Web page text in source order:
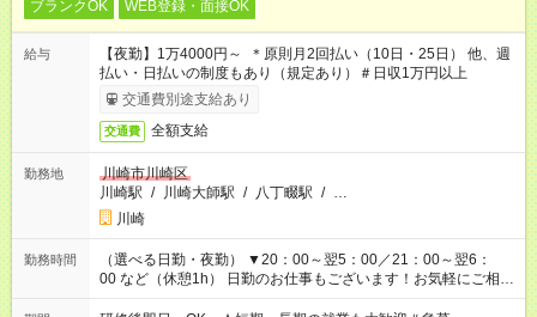
ブランクOK
WEB登録・面接OK
給与
【夜勤】1万4000円～ ＊原則月2回払い（10日・25日） 他、週
払い・日払いの制度もあり（規定あり）＃日収1万円以上
交通費別途支給あり
交通費 全額支給
勤務地
川崎市川崎区
川崎駅 / 川崎大師駅 / 八丁畷駅 / …
川崎
勤務時間
（選べる日勤・夜勤） ▼20：00～翌5：00／21：00～翌6：
00 など（休憩1h） 日勤のお仕事もございます！お気軽にご相談
ください！